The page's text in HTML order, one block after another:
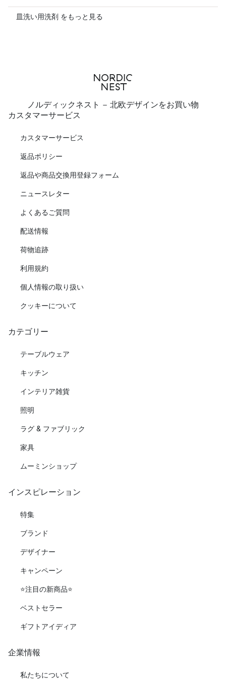
皿洗い用洗剤 をもっと見る
ノルディックネスト - 北欧デザインをお買い物
カスタマーサービス
カスタマーサービス
返品ポリシー
返品や商品交換用登録フォーム
ニュースレター
よくあるご質問
配送情報
荷物追跡
利用規約
個人情報の取り扱い
クッキーについて
カテゴリー
テーブルウェア
キッチン
インテリア雑貨
照明
ラグ & ファブリック
家具
ムーミンショップ
インスピレーション
特集
ブランド
デザイナー
キャンペーン
⭐️注目の新商品⭐️
ベストセラー
ギフトアイディア
企業情報
私たちについて